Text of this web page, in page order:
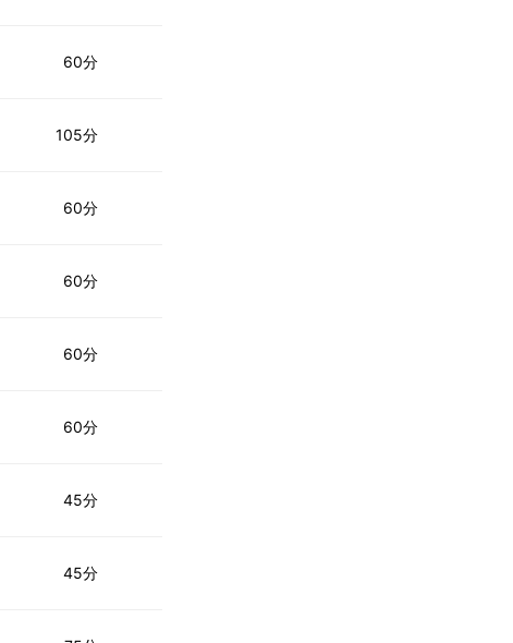
60分
105分
60分
60分
60分
60分
45分
45分